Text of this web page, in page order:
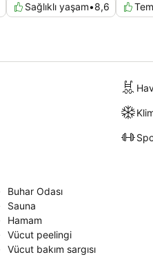
Sağlıklı yaşam•8,6
Buhar Odası
Sauna
Hamam
Vücut peelingi
Vücut bakım sargısı